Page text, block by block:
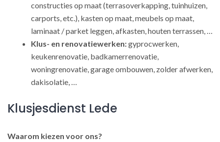
constructies op maat (terrasoverkapping, tuinhuizen,
carports, etc.), kasten op maat, meubels op maat,
laminaat / parket leggen, afkasten, houten terrassen, …
Klus- en renovatiewerken:gyprocwerken,
keukenrenovatie, badkamerrenovatie,
woningrenovatie, garage ombouwen, zolder afwerken,
dakisolatie, …
Klusjesdienst Lede
Waarom kiezen voor ons?